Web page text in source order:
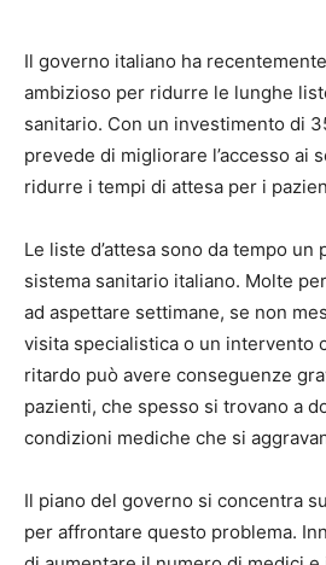
Il governo italiano ha
ambizioso per ridurre le lunghe
sanitario. Con un investimento di
prevede di migliorare l’accesso ai
ridurre i tempi di attesa per i
Le liste d’attesa sono da tempo
sistema sanitario italiano. Molte
ad aspettare settimane, se non
visita specialistica o un intervento
ritardo può avere conseguenze
pazienti, che spesso si trovano a
condizioni mediche che si
Il piano del governo si concentra
per affrontare questo problema.